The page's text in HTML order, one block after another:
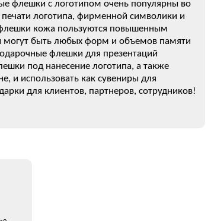
флешки с логотипом очень популярны во
логотипа, фирменной символики и
кожа пользуются повышенным
могут быть любых форм и объемов памяти
флешки для презентаций
под нанесение логотипа, а также
и использовать как сувениры для
для клиентов, партнеров, сотрудников!